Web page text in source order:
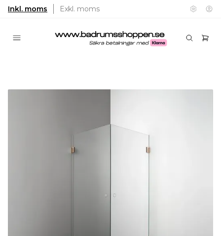
Inkl. moms Exkl. moms